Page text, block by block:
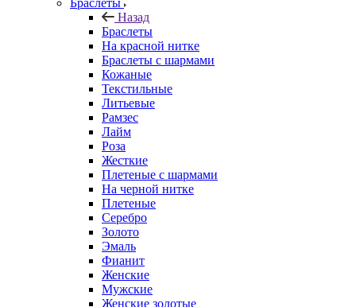
Браслеты
Назад
Браслеты
На красной нитке
Браслеты с шармами
Кожаные
Текстильные
Литьевые
Рамзес
Лайм
Роза
Жесткие
Плетеные с шармами
На черной нитке
Плетеные
Серебро
Золото
Эмаль
Фианит
Женские
Мужские
Женские золотые